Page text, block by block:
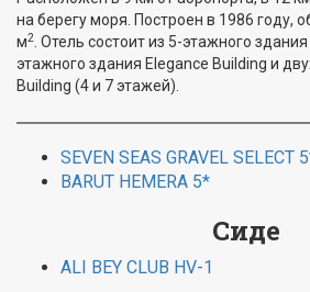
на берегу моря. Построен в 1986 году,
м2 . Отель состоит из 5-этажного
этажного здания Elegance Building и
Building (4 и 7 этажей).
SEVEN SEAS GRAVEL SELECT
BARUT HEMERA 5*
Сиде
ALI BEY CLUB HV-1